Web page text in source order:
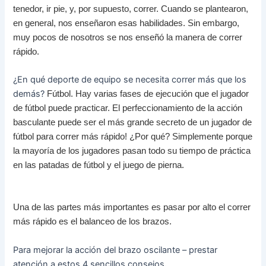
tenedor, ir pie, y, por supuesto, correr. Cuando se plantearon,
en general, nos enseñaron esas habilidades. Sin embargo,
muy pocos de nosotros se nos enseñó la manera de correr
rápido.
¿En qué deporte de equipo se necesita correr más que los
demás? Fútbol. Hay varias fases de ejecución que el jugador
de fútbol puede practicar. El perfeccionamiento de la acción
basculante puede ser el más grande secreto de un jugador de
fútbol para correr más rápido! ¿Por qué? Simplemente porque
la mayoría de los jugadores pasan todo su tiempo de práctica
en las patadas de fútbol y el ​​juego de pierna.
Una de las partes más importantes es pasar por alto el correr
más rápido es el balanceo de los brazos.
Para mejorar la acción del brazo oscilante – prestar